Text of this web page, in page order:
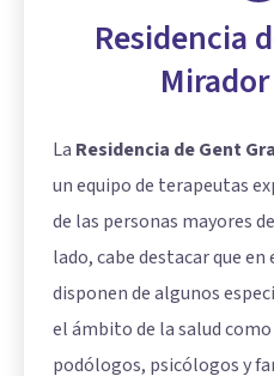
Residencia
La Residencia de Gent
un equipo de terapeutas
de las personas mayores
lado, cabe destacar que
disponen de algunos
el ámbito de la salud
podólogos, psicólogos y